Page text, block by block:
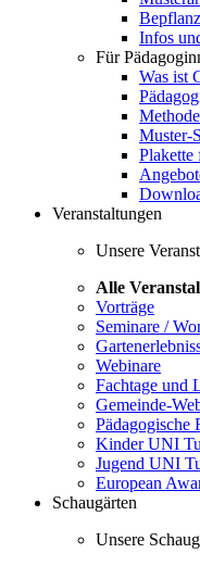
Infos
Für
Was ist
Muster-
Plakette
Veranstaltungen
Unsere
Alle
Vorträge
Seminare /
Webinare
Fachtage und
Gemeinde-
Pädagogische
Kinder UNI
Jugend UNI
European
Schaugärten
Unsere